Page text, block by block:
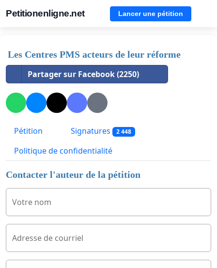
Petitionenligne.net Lancer une pétition
Les Centres PMS acteurs de leur réforme
Partager sur Facebook (2250)
Pétition Signatures 2 448
Politique de confidentialité
Contacter l'auteur de la pétition
Votre nom
Adresse de courriel